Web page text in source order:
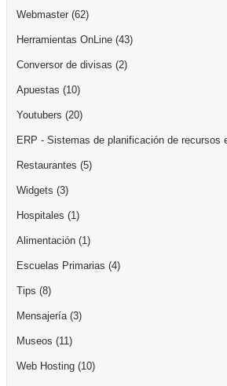
Webmaster (62)
Herramientas OnLine (43)
Conversor de divisas (2)
Apuestas (10)
Youtubers (20)
ERP - Sistemas de planificación de recursos
Restaurantes (5)
Widgets (3)
Hospitales (1)
Alimentación (1)
Escuelas Primarias (4)
Tips (8)
Mensajería(3)
Museos (11)
Web Hosting (10)